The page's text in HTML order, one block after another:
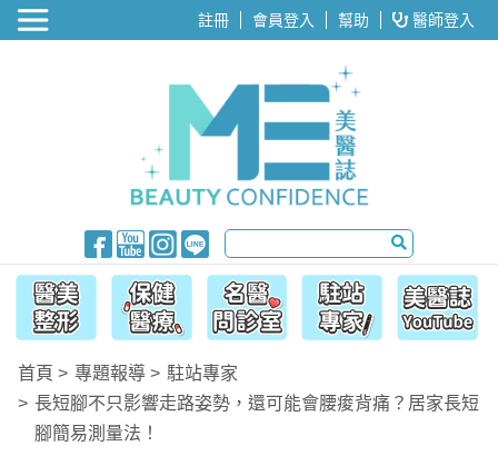
醫美整形 註冊 會員登入 幫助 醫師登入
首頁 專題報導
駐站專家
長短腳不只影響走路姿勢，還可能會腰痠背痛？居家長短
腳簡易測量法！